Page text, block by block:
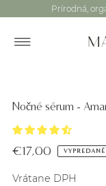
Prírodná,
Nočné sérum -
€17,00 VYPREDANÉ
Vrátane DPH